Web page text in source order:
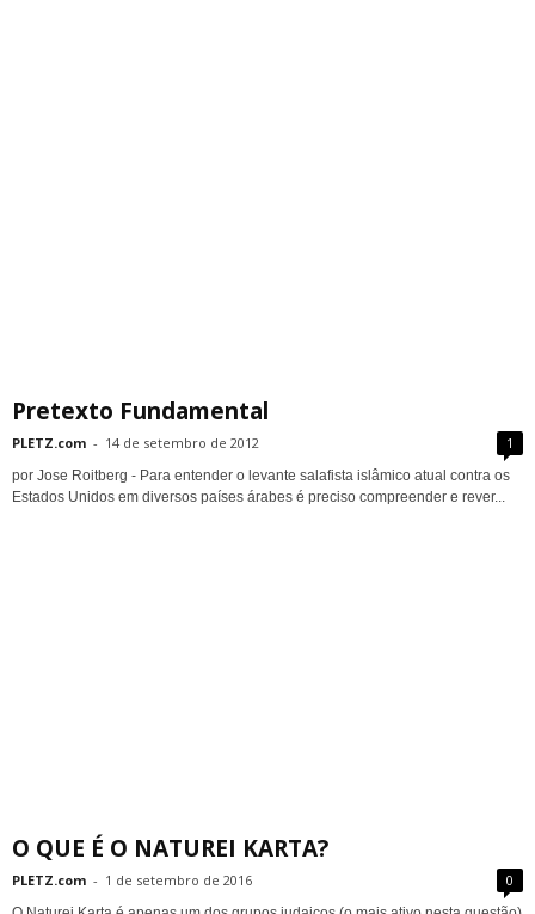
Pretexto Fundamental
PLETZ.com - 14 de setembro de 2012 1
por Jose Roitberg - Para entender o levante salafista islâmico atual contra os
Estados Unidos em diversos países árabes é preciso compreender e rever...
O QUE É O NATUREI KARTA?
PLETZ.com - 1 de setembro de 2016 0